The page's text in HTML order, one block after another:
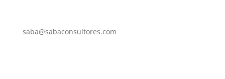
saba@sabaconsultores.com